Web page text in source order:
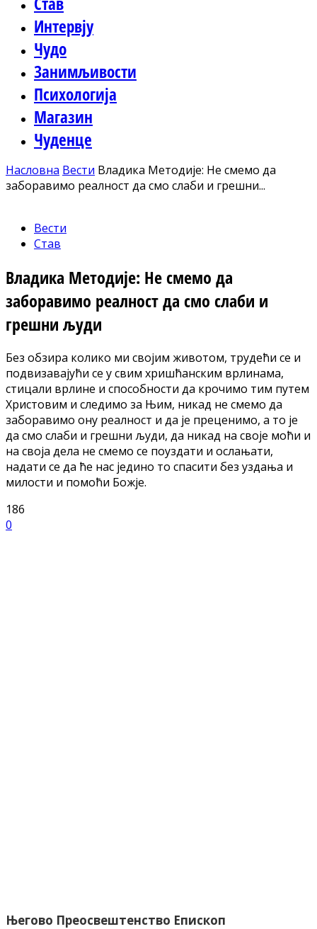
Интервју
Чудо
Занимљивости
Психологија
Магазин
Чуденце
Насловна Вести Владика Методије: Не смемо да
заборавимо реалност да смо слаби и грешни...
Вести
Став
Владика Методије: Не смемо да
заборавимо реалност да смо слаби и
грешни људи
Без обзира колико ми својим животом, трудећи се и
подвизавајући се у свим хришћанским врлинама,
стицали врлине и способности да крочимо тим путем
Христовим и следимо за Њим, никад не смемо да
заборавимо ону реалност и да је преценимо, а то је
да смо слаби и грешни људи, да никад на своје моћи и
на своја дела не смемо се поуздати и ослањати,
надати се да ће нас једино то спасити без уздања и
милости и помоћи Божје.
186
0
Његово Преосвештенство Епископ